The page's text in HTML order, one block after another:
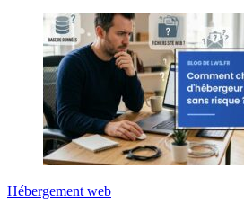
Hébergement web